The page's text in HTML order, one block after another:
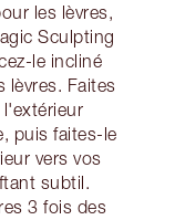
les lèvres,
Sculpting
le incliné
lèvres. Faites
l'extérieur
puis faites-le
vers vos
subtil.
3 fois des